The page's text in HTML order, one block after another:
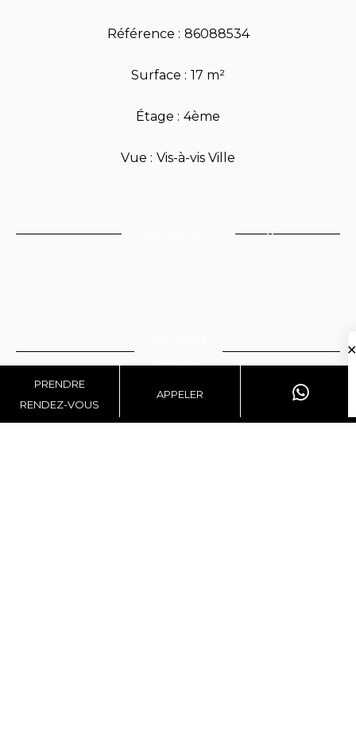
PRENDRE
RENDEZ-VOUS
APPELER
Référence 86088534
Surface 17 m²
Étage 4ème
Vue Vis-à-vis Ville
légales
✕